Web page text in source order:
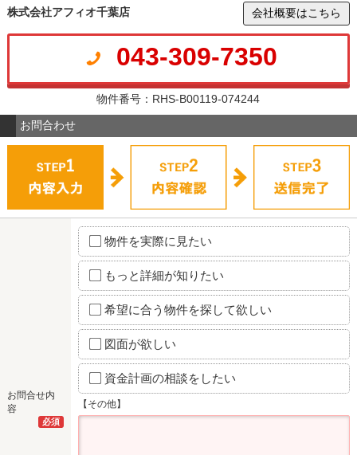
株式会社アフィオ千葉店 会社概要はこちら
043-309-7350
物件番号：RHS-B00119-074244
お問合わせ
お問合せ内
容
必須
物件を実際に見たい
もっと詳細が知りたい
希望に合う物件を探して欲しい
図面が欲しい
資金計画の相談をしたい
【その他】